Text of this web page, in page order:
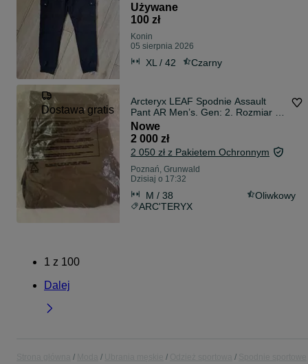
Używane
100 zł
Konin
05 sierpnia 2026
XL / 42 Czarny
Dostawa gratis
Arcteryx LEAF Spodnie Assault
Pant AR Men’s. Gen: 2. Rozmiar M.
Kolor Crocodile.
Nowe
2 000 zł
2 050 zł z Pakietem Ochronnym
Poznań, Grunwald
Dzisiaj o 17:32
M / 38
Oliwkowy
ARC'TERYX
1 z 100
Dalej